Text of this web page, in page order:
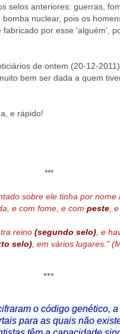
selos anteriores: guerras,
nuclear, pois os
por esse 'alguém',
de ontem (20-12-
bem ser dada a quem
e rápido!
***
sobre ele tinha por
e com fome, e com peste ,
reino (segundo selo), e
selo), em vários lugares."
***
o código genético,
para as quais não